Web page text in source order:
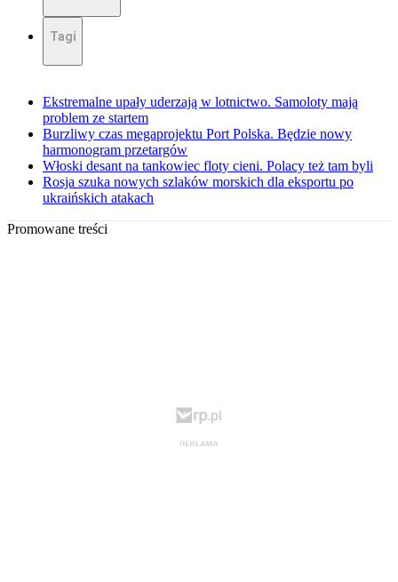
Tagi
Ekstremalne upały uderzają w lotnictwo. Samoloty mają
problem ze startem
Burzliwy czas megaprojektu Port Polska. Będzie nowy
harmonogram przetargów
Włoski desant na tankowiec floty cieni. Polacy też tam byli
Rosja szuka nowych szlaków morskich dla eksportu po
ukraińskich atakach
Promowane treści